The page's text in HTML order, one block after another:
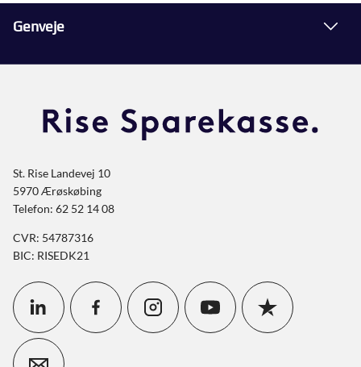
Genveje
St. Rise Landevej 10
5970 Ærøskøbing
Telefon: 62 52 14 08
CVR: 54787316
BIC: RISEDK21